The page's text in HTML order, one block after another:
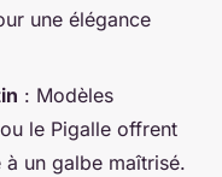
une élégance
: Modèles
le Pigalle offrent
un galbe maîtrisé.